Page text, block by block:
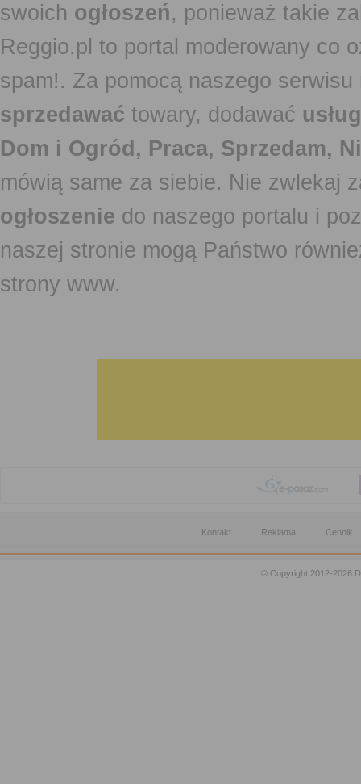
swoich ogłoszeń, ponieważ takie
Reggio.pl to portal moderowany co
spam!. Za pomocą naszego
sprzedawać towary, dodawać
Dom i Ogród, Praca, Sprzedam,
mówią same za siebie. Nie zwlekaj
ogłoszenie do naszego portalu i
naszej stronie mogą Państwo
strony www.
Kontakt Reklama Cennik
© Copyright 2012-2026